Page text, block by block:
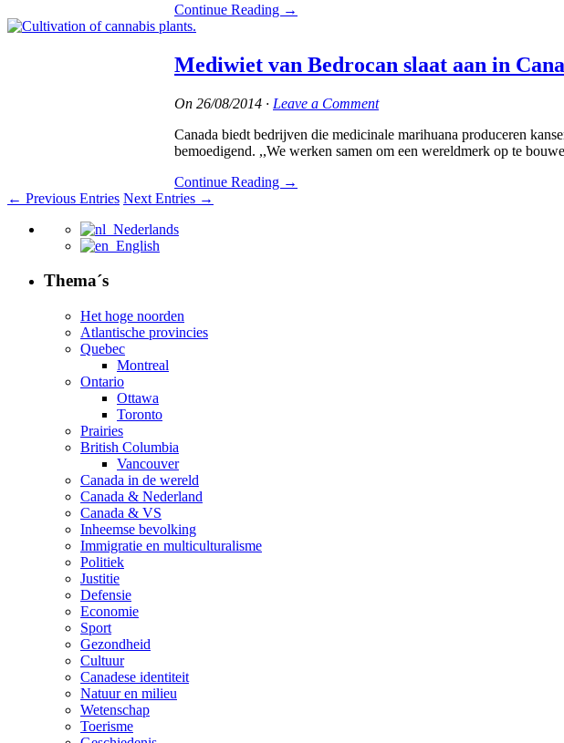
Continue Reading →
Mediwiet van Bedrocan slaat aan in
On 26/08/2014 · Leave a Comment
Canada biedt bedrijven die medicinale marihuana produceren
bemoedigend. ,,We werken samen om een wereldmerk op te
Continue Reading →
← Previous Entries Next Entries →
Nederlands
English
Thema´s
Het hoge noorden
Atlantische provincies
Quebec
Montreal
Ontario
Ottawa
Toronto
Prairies
British Columbia
Vancouver
Canada in de wereld
Canada & Nederland
Canada & VS
Inheemse bevolking
Immigratie en multiculturalisme
Politiek
Justitie
Defensie
Economie
Sport
Gezondheid
Cultuur
Canadese identiteit
Natuur en milieu
Wetenschap
Toerisme